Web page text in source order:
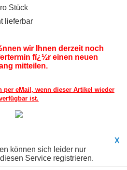
Stück
lieferbar
wir Ihnen derzeit noch
fï¿½r einen neuen
mitteilen.
per eMail, wenn dieser Artikel wieder
ist.
X
können sich leider nur
Service registrieren.